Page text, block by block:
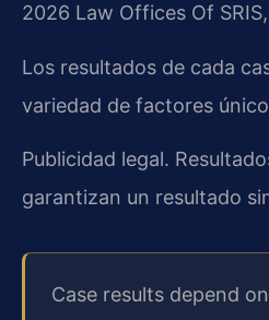
2026 Law Offices Of SRIS,
Los resultados de cada
variedad de factores
Publicidad legal.
garantizan un resultado
Case results depend